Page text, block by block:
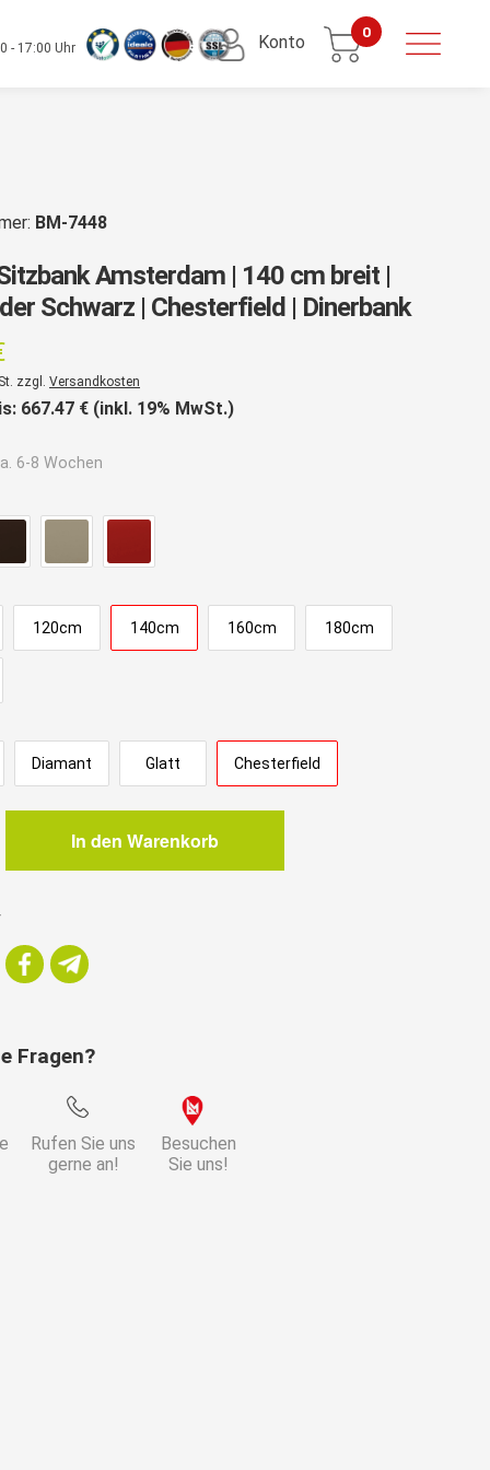
- 17:00 Uhr Konto 0
BM-7448
Amsterdam | 140 cm breit |
Schwarz | Chesterfield | Dinerbank
zzgl. Versandkosten
667.47 € (inkl. 19% MwSt.)
6-8 Wochen
120cm 140cm 160cm 180cm
Diamant Glatt Chesterfield
In den Warenkorb
Fragen?
Rufen Sie uns
gerne an!
Besuchen
Sie uns!